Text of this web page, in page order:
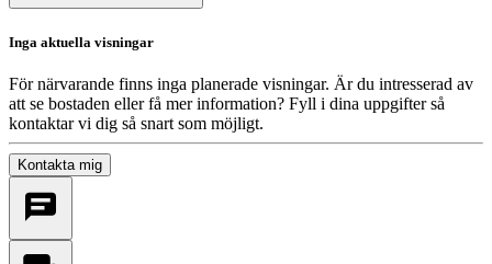
Inga aktuella visningar
För närvarande finns inga planerade visningar. Är du intresserad av
att se bostaden eller få mer information? Fyll i dina uppgifter så
kontaktar vi dig så snart som möjligt.
Kontakta mig